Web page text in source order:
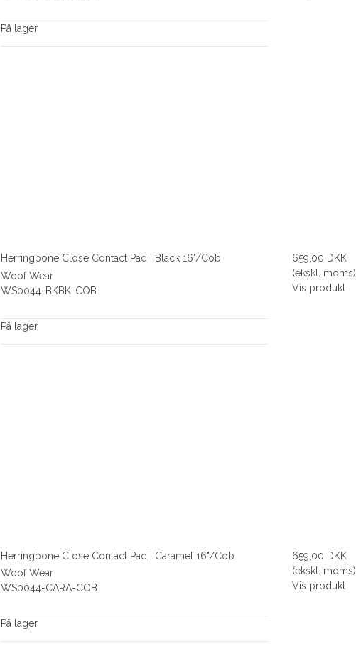
På lager
Herringbone Close Contact Pad | Black 16"/Cob
Woof Wear
WS0044-BKBK-COB
På lager
659,00 DKK
(ekskl. moms)
Vis produkt
Herringbone Close Contact Pad | Caramel 16"/Cob
Woof Wear
WS0044-CARA-COB
På lager
659,00 DKK
(ekskl. moms)
Vis produkt